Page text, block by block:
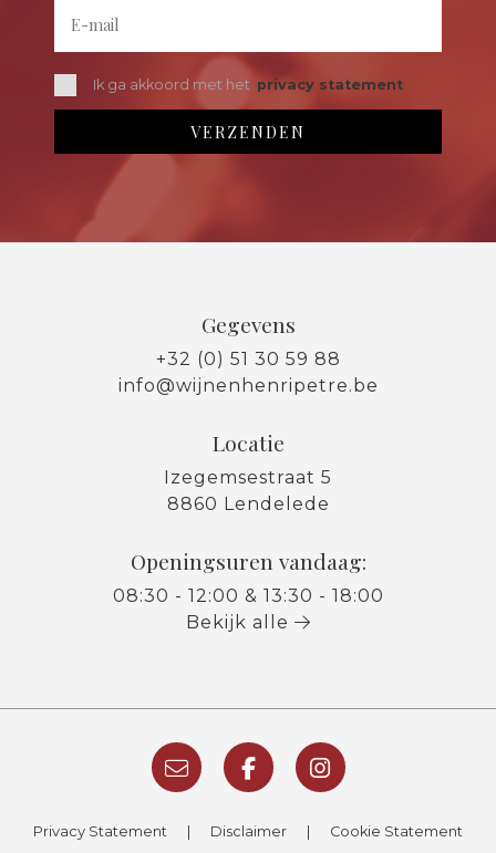
Ik ga akkoord met het privacy statement
Gegevens
+32 (0) 51 30 59 88
info@wijnenhenripetre.be
Locatie
Izegemsestraat 5
8860 Lendelede
Openingsuren vandaag:
08:30 - 12:00 & 13:30 - 18:00
Bekijk alle
Privacy Statement Disclaimer Cookie Statement